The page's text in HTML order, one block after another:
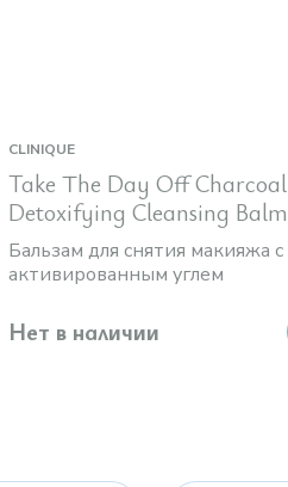
CLINIQUE
Take The Day Off Charcoal
Detoxifying Cleansing Balm
Бальзам для снятия макияжа с
активированным углем
Нет в наличии